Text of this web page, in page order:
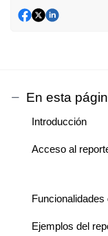
En esta
Introducción
Acceso al
Funcionalidades
Ejemplos del